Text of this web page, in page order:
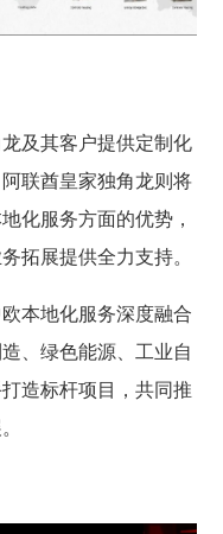
及其客户提供定制化
联酋皇家独角龙则将
化服务方面的优势，
拓展提供全力支持。
本地化服务深度融合
、绿色能源、工业自
造标杆项目，共同推